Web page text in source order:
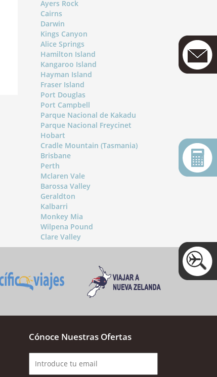
Ayers Rock
Cairns
Darwin
Kings Canyon
Alice Springs
Hamilton Island
Kangaroo Island
Hayman Island
Fraser Island
Port Douglas
Port Campbell
Parque Nacional de Kakadu
Parque Nacional Freycinet
Hobart
Cradle Mountain (Tasmania)
Brisbane
Perth
Mclaren Vale
Barossa Valley
Geraldton
Kalbarri
Monkey Mia
Wilpena Pound
Clare Valley
Cónoce Nuestras Ofertas